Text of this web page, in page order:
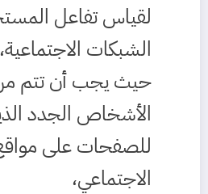
لقياس تفاعل
الشبكات الاجتماعية،
حيث يجب أن تتم
الأشخاص الجدد
للصفحات على
الاجتماعي،